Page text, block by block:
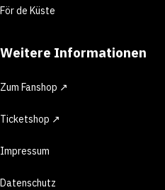
För de Küste
Weitere Informationen
Zum Fanshop ↗
Ticketshop ↗
Impressum
Datenschutz